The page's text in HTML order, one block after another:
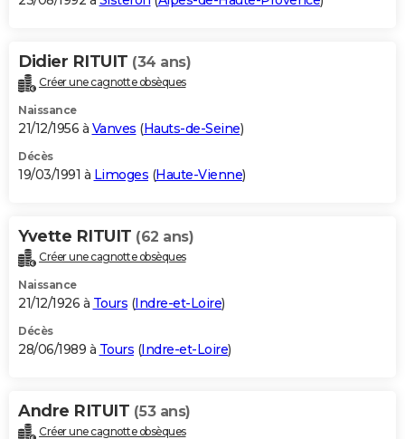
Didier RITUIT (34 ans)
Créer une cagnotte obsèques
Naissance
21/12/1956 à Vanves (Hauts-de-Seine)
Décès
19/03/1991 à Limoges (Haute-Vienne)
Yvette RITUIT (62 ans)
Créer une cagnotte obsèques
Naissance
21/12/1926 à Tours (Indre-et-Loire)
Décès
28/06/1989 à Tours (Indre-et-Loire)
Andre RITUIT (53 ans)
Créer une cagnotte obsèques